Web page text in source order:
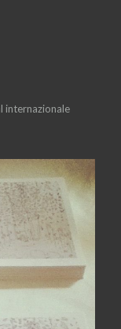
internazionale